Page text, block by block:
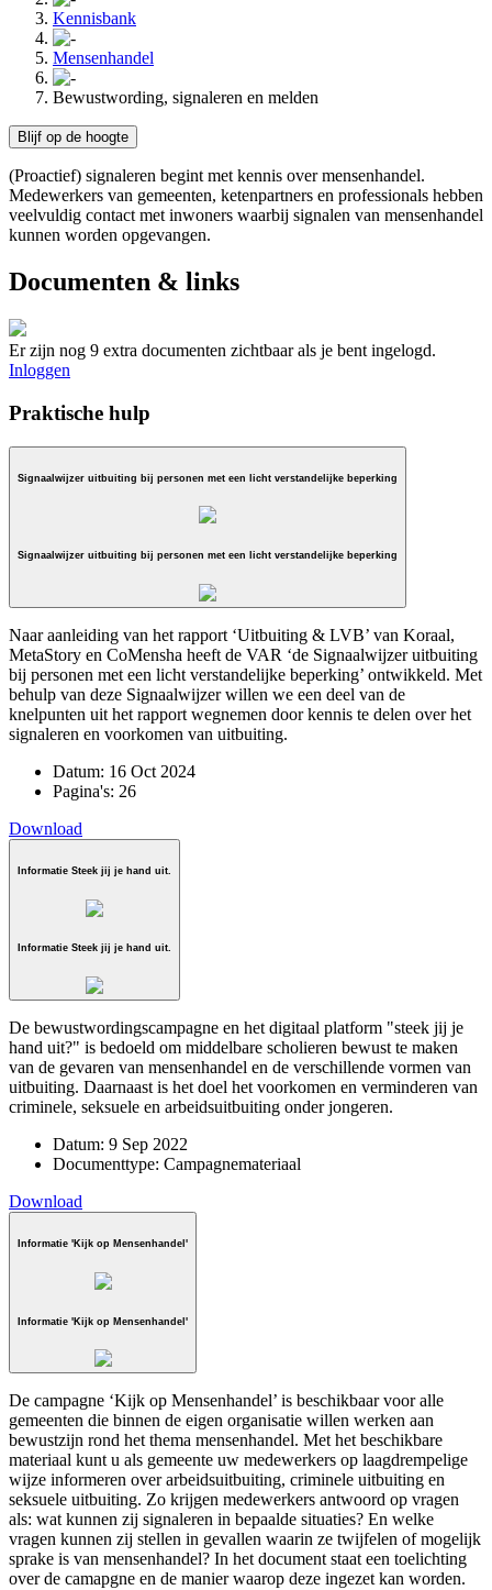
Kennisbank
Mensenhandel
Bewustwording, signaleren en melden
Blijf op de hoogte
(Proactief) signaleren begint met kennis over mensenhandel.
Medewerkers van gemeenten, ketenpartners en professionals hebben
veelvuldig contact met inwoners waarbij signalen van mensenhandel
kunnen worden opgevangen.
Documenten & links
Er zijn nog 9 extra documenten zichtbaar als je bent ingelogd.
Inloggen
Praktische hulp
Signaalwijzer uitbuiting bij personen met een licht verstandelijke beperking
Signaalwijzer uitbuiting bij personen met een licht verstandelijke beperking
Naar aanleiding van het rapport ‘Uitbuiting & LVB’ van Koraal,
MetaStory en CoMensha heeft de VAR ‘de Signaalwijzer uitbuiting
bij personen met een licht verstandelijke beperking’ ontwikkeld. Met
behulp van deze Signaalwijzer willen we een deel van de
knelpunten uit het rapport wegnemen door kennis te delen over het
signaleren en voorkomen van uitbuiting.
Datum: 16 Oct 2024
Pagina's: 26
Download
Informatie Steek jij je hand uit.
Informatie Steek jij je hand uit.
De bewustwordingscampagne en het digitaal platform "steek jij je
hand uit?" is bedoeld om middelbare scholieren bewust te maken
van de gevaren van mensenhandel en de verschillende vormen van
uitbuiting. Daarnaast is het doel het voorkomen en verminderen van
criminele, seksuele en arbeidsuitbuiting onder jongeren.
Datum: 9 Sep 2022
Documenttype: Campagnemateriaal
Download
Informatie 'Kijk op Mensenhandel'
Informatie 'Kijk op Mensenhandel'
De campagne ‘Kijk op Mensenhandel’ is beschikbaar voor alle
gemeenten die binnen de eigen organisatie willen werken aan
bewustzijn rond het thema mensenhandel. Met het beschikbare
materiaal kunt u als gemeente uw medewerkers op laagdrempelige
wijze informeren over arbeidsuitbuiting, criminele uitbuiting en
seksuele uitbuiting. Zo krijgen medewerkers antwoord op vragen
als: wat kunnen zij signaleren in bepaalde situaties? En welke
vragen kunnen zij stellen in gevallen waarin ze twijfelen of mogelijk
sprake is van mensenhandel? In het document staat een toelichting
over de camapgne en de manier waarop deze ingezet kan worden.